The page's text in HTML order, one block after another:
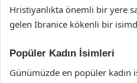
Hristiyanlıkta önemli bir yere
gelen İbranice kökenli bir
Popüler Kadın İsimleri
Günümüzde en popüler kadın